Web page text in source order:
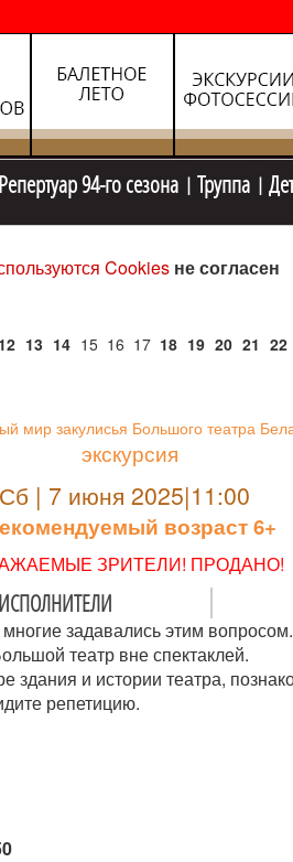
Репертуар 94-го сезона Труппа
Cookies не согласен
12 13 14 15 16 17 18 19 20 21 22
мир закулисья Большого театра
экскурсия
Сб | 7 июня 2025|11:00
возраст 6+
ЗРИТЕЛИ! ПРОДАНО!
ИСПОЛНИТЕЛИ
задавались этим вопросом.
театр вне спектаклей.
здания и истории театра,
репетицию.